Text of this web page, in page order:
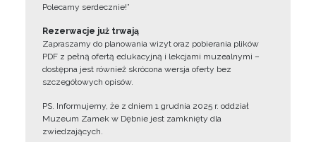
Polecamy serdecznie!”
Rezerwacje już trwają
Zapraszamy do planowania wizyt oraz pobierania plików
PDF z pełną ofertą edukacyjną i lekcjami muzealnymi –
dostępna jest również skrócona wersja oferty bez
szczegółowych opisów.
PS. Informujemy, że z dniem 1 grudnia 2025 r. oddział
Muzeum Zamek w Dębnie jest zamknięty dla
zwiedzających.